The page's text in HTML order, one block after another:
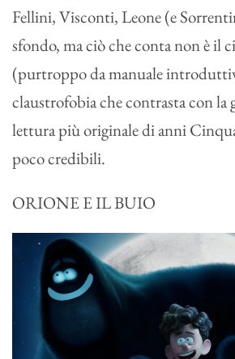
Fellini, Visconti, Leone (e
sfondo, ma ciò che conta non è il
(purtroppo da manuale
claustrofobia che contrasta con la
lettura più originale di anni
poco credibili.
ORIONE E IL BUIO